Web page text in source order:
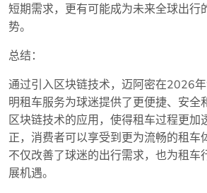
短期需求，更有可能成为未来全球出行
势。
总结：
通过引入区块链技术，迈阿密在2026
明租车服务为球迷提供了更便捷、安全
区块链技术的应用，使得租车过程更加
正，消费者可以享受到更为流畅的租车
不仅改善了球迷的出行需求，也为租车
展机遇。